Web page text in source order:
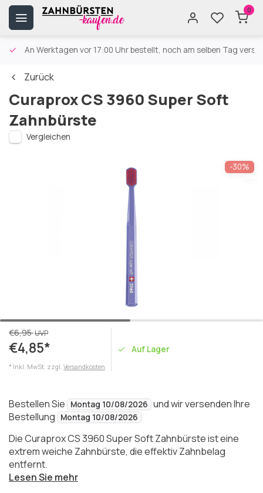
0
An Werktagen vor 17:00 Uhr bestellt, noch am selben Tag
Zurück
Curaprox CS 3960 Super Soft
Zahnbürste
Vergleichen
-30%
€6,95UVP
€4,85*
* Inkl. MwSt. zzgl. Versandkosten
Auf Lager
Bestellen Sie Montag 10/08/2026 und wir versenden Ihre
Bestellung
Montag 10/08/2026
Die Curaprox CS 3960 Super Soft Zahnbürste ist eine
extrem weiche Zahnbürste, die effektiv Zahnbelag
entfernt.
Lesen Sie mehr